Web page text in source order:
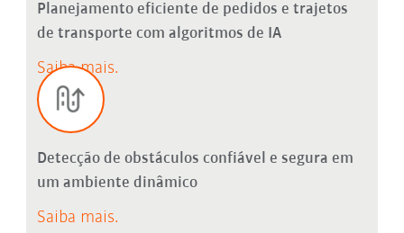
Planejamento eficiente de pedidos e trajetos
de transporte com algoritmos de IA
Saiba mais.
Detecção de obstáculos confiável e segura em
um ambiente dinâmico
Saiba mais.